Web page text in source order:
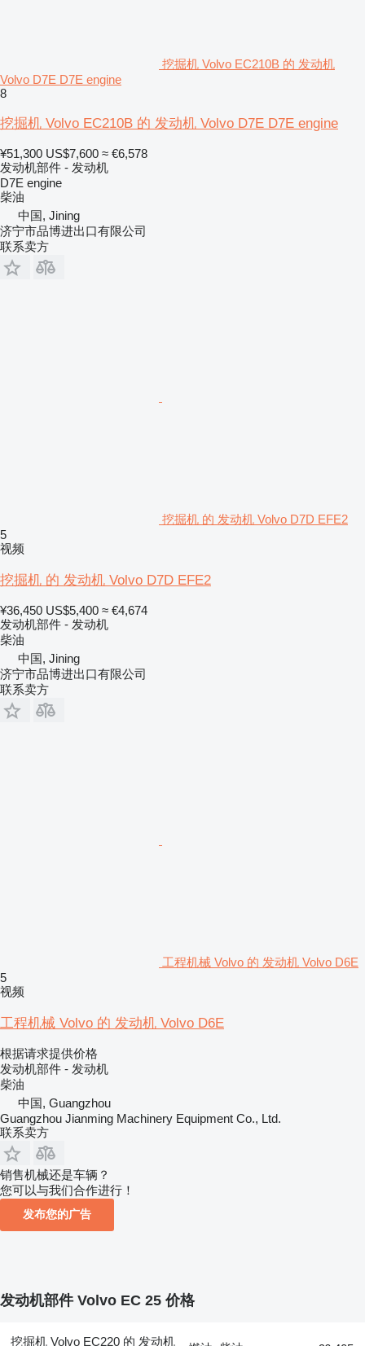
挖掘机 Volvo EC210B 的 发动机
Volvo D7E D7E engine
8
挖掘机 Volvo EC210B 的 发动机 Volvo D7E D7E engine
¥51,300 US$7,600 ≈ €6,578
发动机部件 - 发动机
D7E engine
柴油
中国, Jining
济宁市品博进出口有限公司
联系卖方
挖掘机 的 发动机 Volvo D7D EFE2
5
视频
挖掘机 的 发动机 Volvo D7D EFE2
¥36,450 US$5,400 ≈ €4,674
发动机部件 - 发动机
柴油
中国, Jining
济宁市品博进出口有限公司
联系卖方
工程机械 Volvo 的 发动机 Volvo D6E
5
视频
工程机械 Volvo 的 发动机 Volvo D6E
根据请求提供价格
发动机部件 - 发动机
柴油
中国, Guangzhou
Guangzhou Jianming Machinery Equipment Co., Ltd.
联系卖方
销售机械还是车辆？
您可以与我们合作进行！
发布您的广告
发动机部件 Volvo EC 25 价格
挖掘机 Volvo EC220 的 发动机